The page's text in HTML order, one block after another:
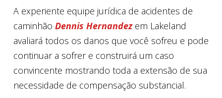
A experiente equipe jurídica de acidentes de
caminhão Dennis Hernandezem Lakeland
avaliará todos os danos que você sofreu e pode
continuar a sofrer e construirá um caso
convincente mostrando toda a extensão de sua
necessidade de compensação substancial.